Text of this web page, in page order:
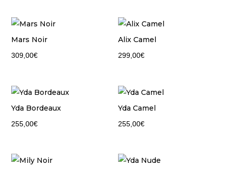
Mars Noir
309,00€
Alix Camel
299,00€
Yda Bordeaux
255,00€
Yda Camel
255,00€